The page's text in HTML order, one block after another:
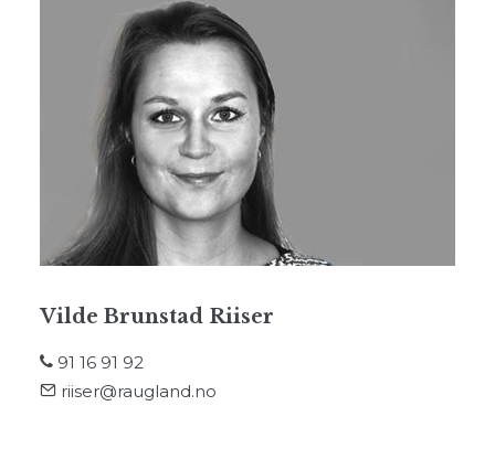
Vilde Brunstad Riiser
91 16 91 92
riiser@raugland.no